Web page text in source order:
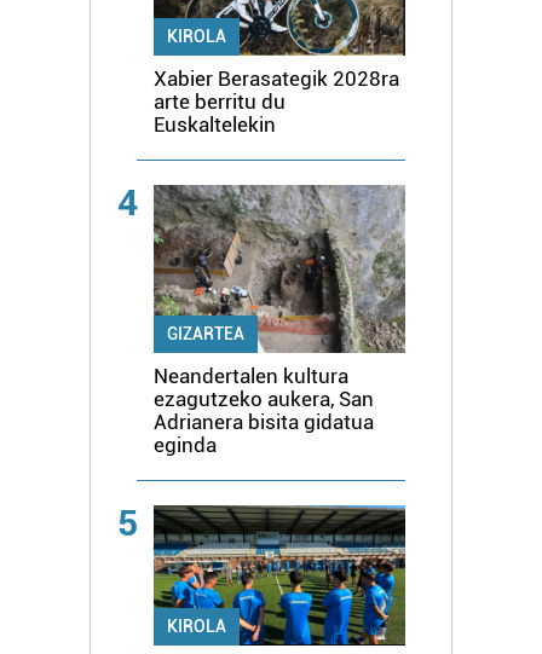
KIROLA
Xabier Berasategik 2028ra
arte berritu du
Euskaltelekin
4
GIZARTEA
Neandertalen kultura
ezagutzeko aukera, San
Adrianera bisita gidatua
eginda
5
KIROLA